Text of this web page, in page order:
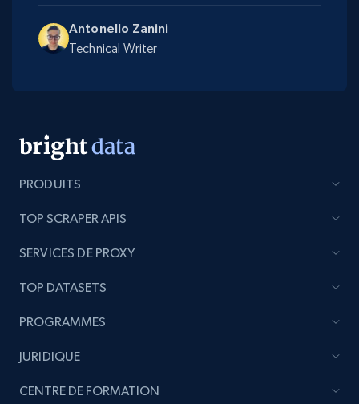
Antonello Zanini
Technical Writer
PRODUITS
TOP SCRAPER APIS
SERVICES DE PROXY
TOP DATASETS
PROGRAMMES
JURIDIQUE
CENTRE DE FORMATION